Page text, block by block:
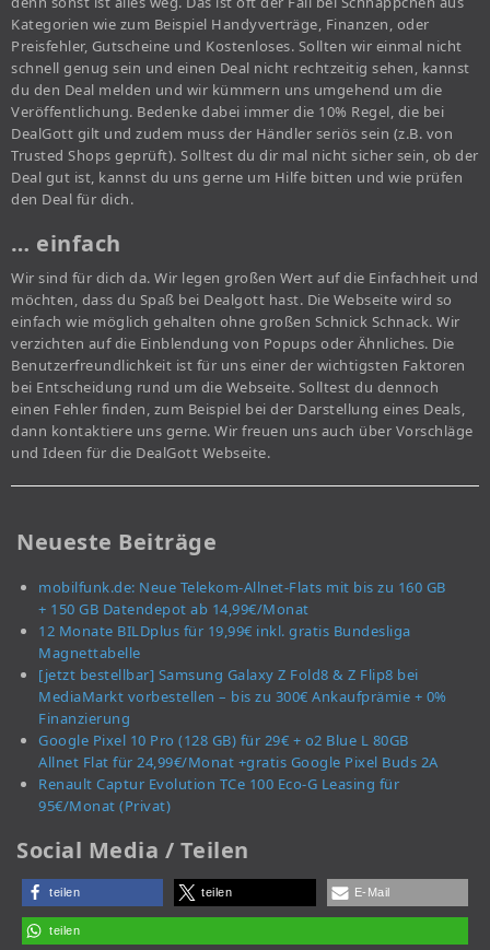
Kategorien wie zum Beispiel Handyverträge, Finanzen, oder
Preisfehler, Gutscheine und Kostenloses. Sollten wir einmal nicht
schnell genug sein und einen Deal nicht rechtzeitig sehen, kannst
du den Deal melden und wir kümmern uns umgehend um die
Veröffentlichung. Bedenke dabei immer die 10% Regel, die bei
DealGott gilt und zudem muss der Händler seriös sein (z.B. von
Trusted Shops geprüft). Solltest du dir mal nicht sicher sein, ob der
Deal gut ist, kannst du uns gerne um Hilfe bitten und wie prüfen
den Deal für dich.
… einfach
Wir sind für dich da. Wir legen großen Wert auf die Einfachheit und
möchten, dass du Spaß bei Dealgott hast. Die Webseite wird so
einfach wie möglich gehalten ohne großen Schnick Schnack. Wir
verzichten auf die Einblendung von Popups oder Ähnliches. Die
Benutzerfreundlichkeit ist für uns einer der wichtigsten Faktoren
bei Entscheidung rund um die Webseite. Solltest du dennoch
einen Fehler finden, zum Beispiel bei der Darstellung eines Deals,
dann kontaktiere uns gerne. Wir freuen uns auch über Vorschläge
und Ideen für die DealGott Webseite.
Neueste Beiträge
mobilfunk.de: Neue Telekom-Allnet-Flats mit bis zu 160 GB
+ 150 GB Datendepot ab 14,99€/Monat
12 Monate BILDplus für 19,99€ inkl. gratis Bundesliga
Magnettabelle
[jetzt bestellbar] Samsung Galaxy Z Fold8 & Z Flip8 bei
MediaMarkt vorbestellen – bis zu 300€ Ankaufprämie + 0%
Finanzierung
Google Pixel 10 Pro (128 GB) für 29€ + o2 Blue L 80GB
Allnet Flat für 24,99€/Monat +gratis Google Pixel Buds 2A
Renault Captur Evolution TCe 100 Eco-G Leasing für
95€/Monat (Privat)
Social Media / Teilen
teilen teilen E-Mail
teilen